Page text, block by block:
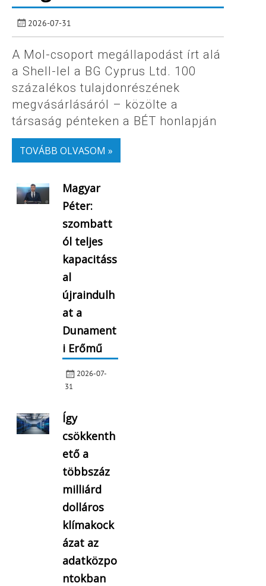
2026-07-31
A Mol-csoport megállapodást írt alá
a Shell-lel a BG Cyprus Ltd. 100
százalékos tulajdonrészének
megvásárlásáról – közölte a
társaság pénteken a BÉT honlapján
TOVÁBB OLVASOM »
Magyar
Péter:
szombatt
ól teljes
kapacitáss
al
újraindulh
at a
Dunament
i Erőmű
2026-07-
31
Így
csökkenth
ető a
többszáz
milliárd
dolláros
klímakock
ázat az
adatközpo
ntokban